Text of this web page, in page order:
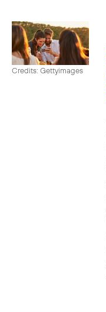
Credits: Gettyimages